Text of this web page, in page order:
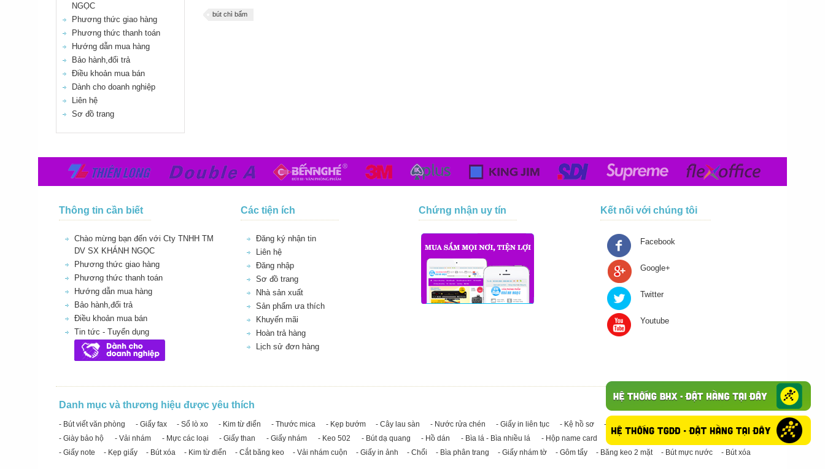
NGỌC
Phương thức giao hàng
Phương thức thanh toán
Hướng dẫn mua hàng
Bảo hành,đổi trả
Điều khoản mua bán
Dành cho doanh nghiệp
Liên hệ
Sơ đồ trang
bút chì bấm
Thông tin cần biết
Chào mừng bạn đến với Cty TNHH TM
DV SX KHÁNH NGỌC
Phương thức giao hàng
Phương thức thanh toán
Hướng dẫn mua hàng
Bảo hành,đổi trả
Điều khoản mua bán
Tin tức - Tuyển dụng
Các tiện ích
Đăng ký nhận tin
Liên hệ
Đăng nhập
Sơ đồ trang
Nhà sản xuất
Sản phẩm ưa thích
Khuyến mãi
Hoàn trả hàng
Lịch sử đơn hàng
Chứng nhận uy tín Kết nối với chúng tôi
Facebook
Google+
Twitter
Youtube
Danh mục và thương hiệu được yêu thích
- Bút viết văn phòng - Giấy fax - Sổ lò xo - Kim từ điển - Thước mica - Kẹp bướm - Cây lau sàn - Nước rửa chén - Giấy in liên tục - Kệ hồ sơ - Giấy in A4
- Băng keo trong - Băng keo đục
- Giày bảo hộ
- Vải nhám - Mực các loại - Giấy than - Giấy nhám - Keo 502 - Bút dạ quang - Hồ dán - Bìa lá - Bìa nhiều lá - Hộp name card - Giấy in A3 - Giấy vệ sinh
- Keo Silicone
- Giấy note
- Kẹp giấy - Bút xóa - Kim từ điển - Cắt băng keo - Vải nhám cuộn - Giấy in ảnh - Chổi - Bìa phân trang - Giấy nhám tờ - Gôm tẩy - Băng keo 2 mặt - Bút mực nước - Bút xóa